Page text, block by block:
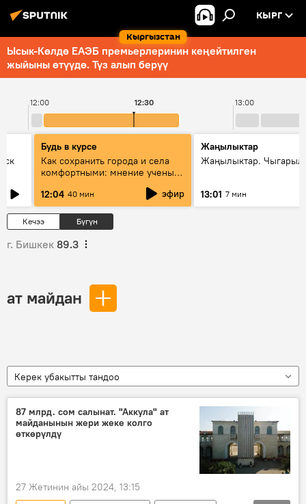
Кыргызстан
КЫРГ
Ысык-Көлдө ЕАЭБ премьерлеринин кеңейтилген
жыйыны өтүүдө. Түз алып берүү
12:00 13:00
12:30
Будь в курсе
Как сохранить города и села
комфортными: мнение ученых
12:04 40 мин эфир
Жаңылыктар
Жаңылыктар.
13:01 7 мин
Кечээ Бүгүн
г. Бишкек 89.3
ат майдан
Керек убакытты тандоо
87 млрд. сом салынат. "Аккула" ат
майданынын жери жеке колго
өткөрүлдү
27 Жетинин айы 2024, 13:15